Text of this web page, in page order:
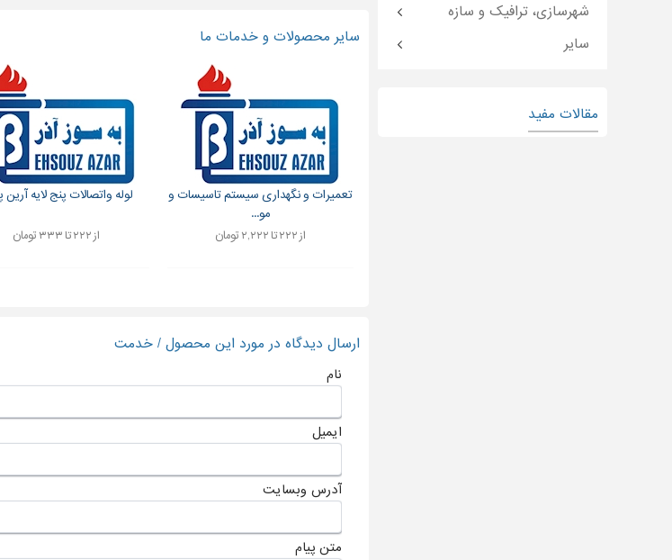
سایر محصولات و خدمات ما
تعمیرات و نگهداری سیستم تاسیسات و
مو...
از ۲۲۲ تا ۲,۲۲۲ تومان
لوله واتصالات پنج لایه
از ۲۲۲ تا ۳۳۳ تومان
ارسال دیدگاه در مورد این محصول / خدمت
نام
ایمیل
آدرس وبسایت
متن پیام
شهرسازی، ترافیک و سازه
سایر
مقالات مفید